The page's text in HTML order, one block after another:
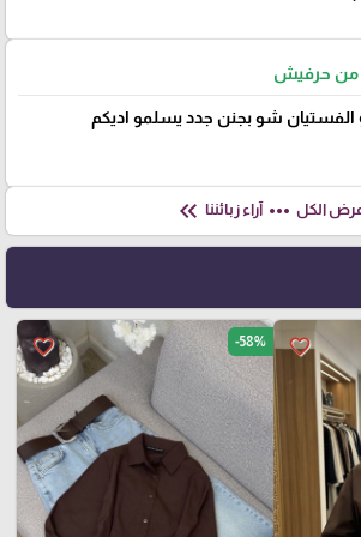
من حرفيش
الفستيان شو بجنن جدد يسلمو اديكم
الكل more_horiz آراء زبائننا keyboard_double_arrow_left
favorite_border
favorite_border -58%